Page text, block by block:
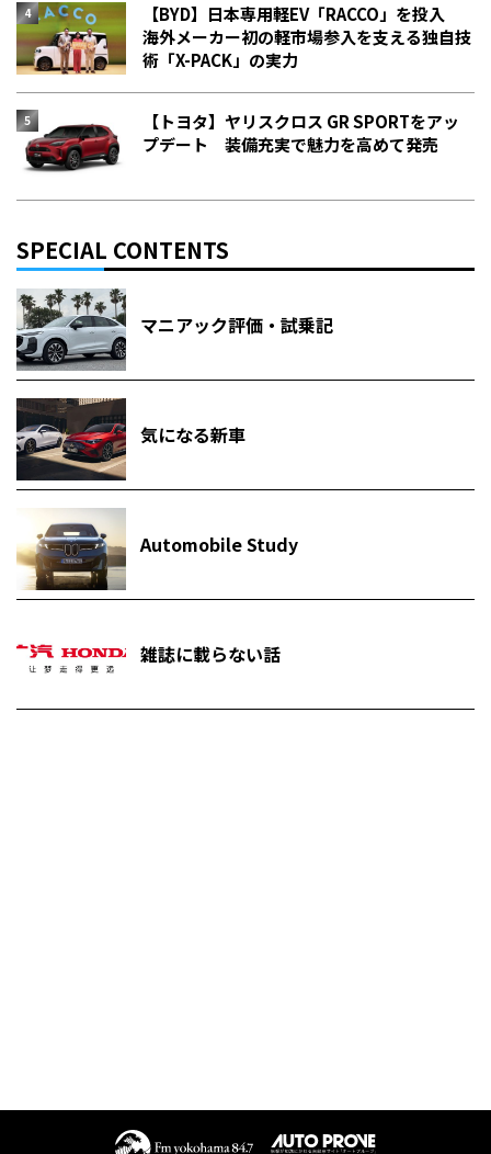
【BYD】日本専用軽EV「RACCO」を投入
海外メーカー初の軽市場参入を支える独自技
術「X-PACK」の実力
【トヨタ】ヤリスクロス GR SPORTをアッ
プデート 装備充実で魅力を高めて発売
SPECIAL CONTENTS
マニアック評価・試乗記
気になる新車
Automobile Study
雑誌に載らない話